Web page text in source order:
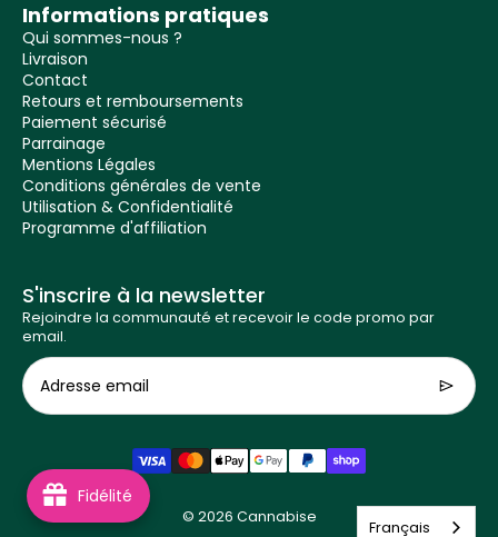
Informations pratiques
Qui sommes-nous ?
Livraison
Contact
Retours et remboursements
Paiement sécurisé
Parrainage
Mentions Légales
Conditions générales de vente
Utilisation & Confidentialité
Programme d'affiliation
S'inscrire à la newsletter
Rejoindre la communauté et recevoir le code promo par
email.
Adresse email
© 2026 Cannabise
Français
Fidélité